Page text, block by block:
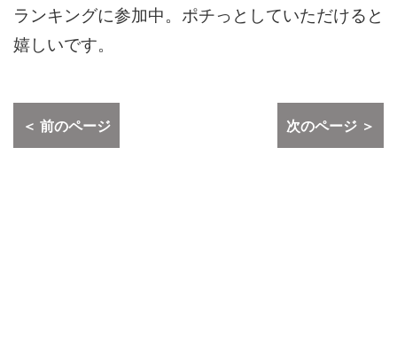
ランキングに参加中。ポチっとしていただけると
嬉しいです。
＜ 前のページ 次のページ ＞